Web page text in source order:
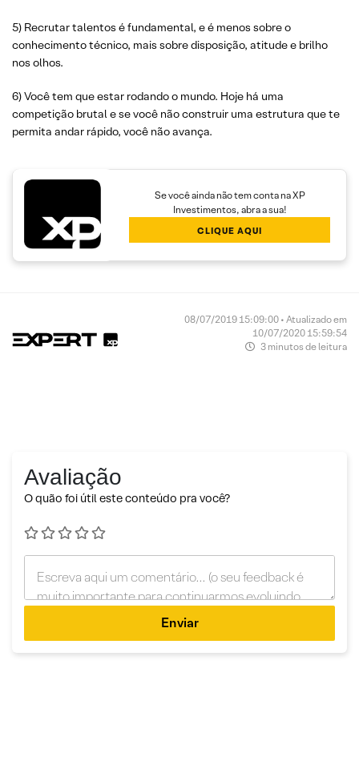
5) Recrutar talentos é fundamental, e é menos sobre o
conhecimento técnico, mais sobre disposição, atitude e brilho
nos olhos.
6) Você tem que estar rodando o mundo. Hoje há uma
competição brutal e se você não construir uma estrutura que te
permita andar rápido, você não avança.
Se você ainda não tem conta na XP
Investimentos, abra a sua!
CLIQUE AQUI
08/07/2019 15:09:00 • Atualizado em
10/07/2020 15:59:54
3 minutos de leitura
Avaliação
O quão foi útil este conteúdo pra você?
Enviar